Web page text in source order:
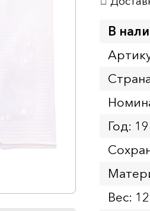
В
Год:
Вес: